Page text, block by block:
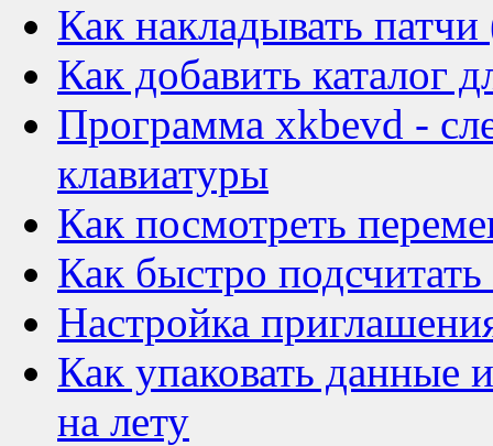
Как накладывать
Как добавить каталог
Программа xkbevd -
клавиатуры
Как посмотреть
Как быстро
Настройка
Как упаковать данные
на лету